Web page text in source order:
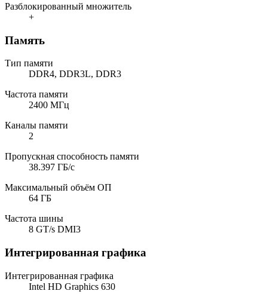
Разблокированный множитель
+
Память
Тип памяти
DDR4, DDR3L, DDR3
Частота памяти
2400 МГц
Каналы памяти
2
Пропускная способность памяти
38.397 ГБ/с
Максимальный объём ОП
64 ГБ
Частота шины
8 GT/s DMI3
Интегрированная графика
Интегрированная графика
Intel HD Graphics 630